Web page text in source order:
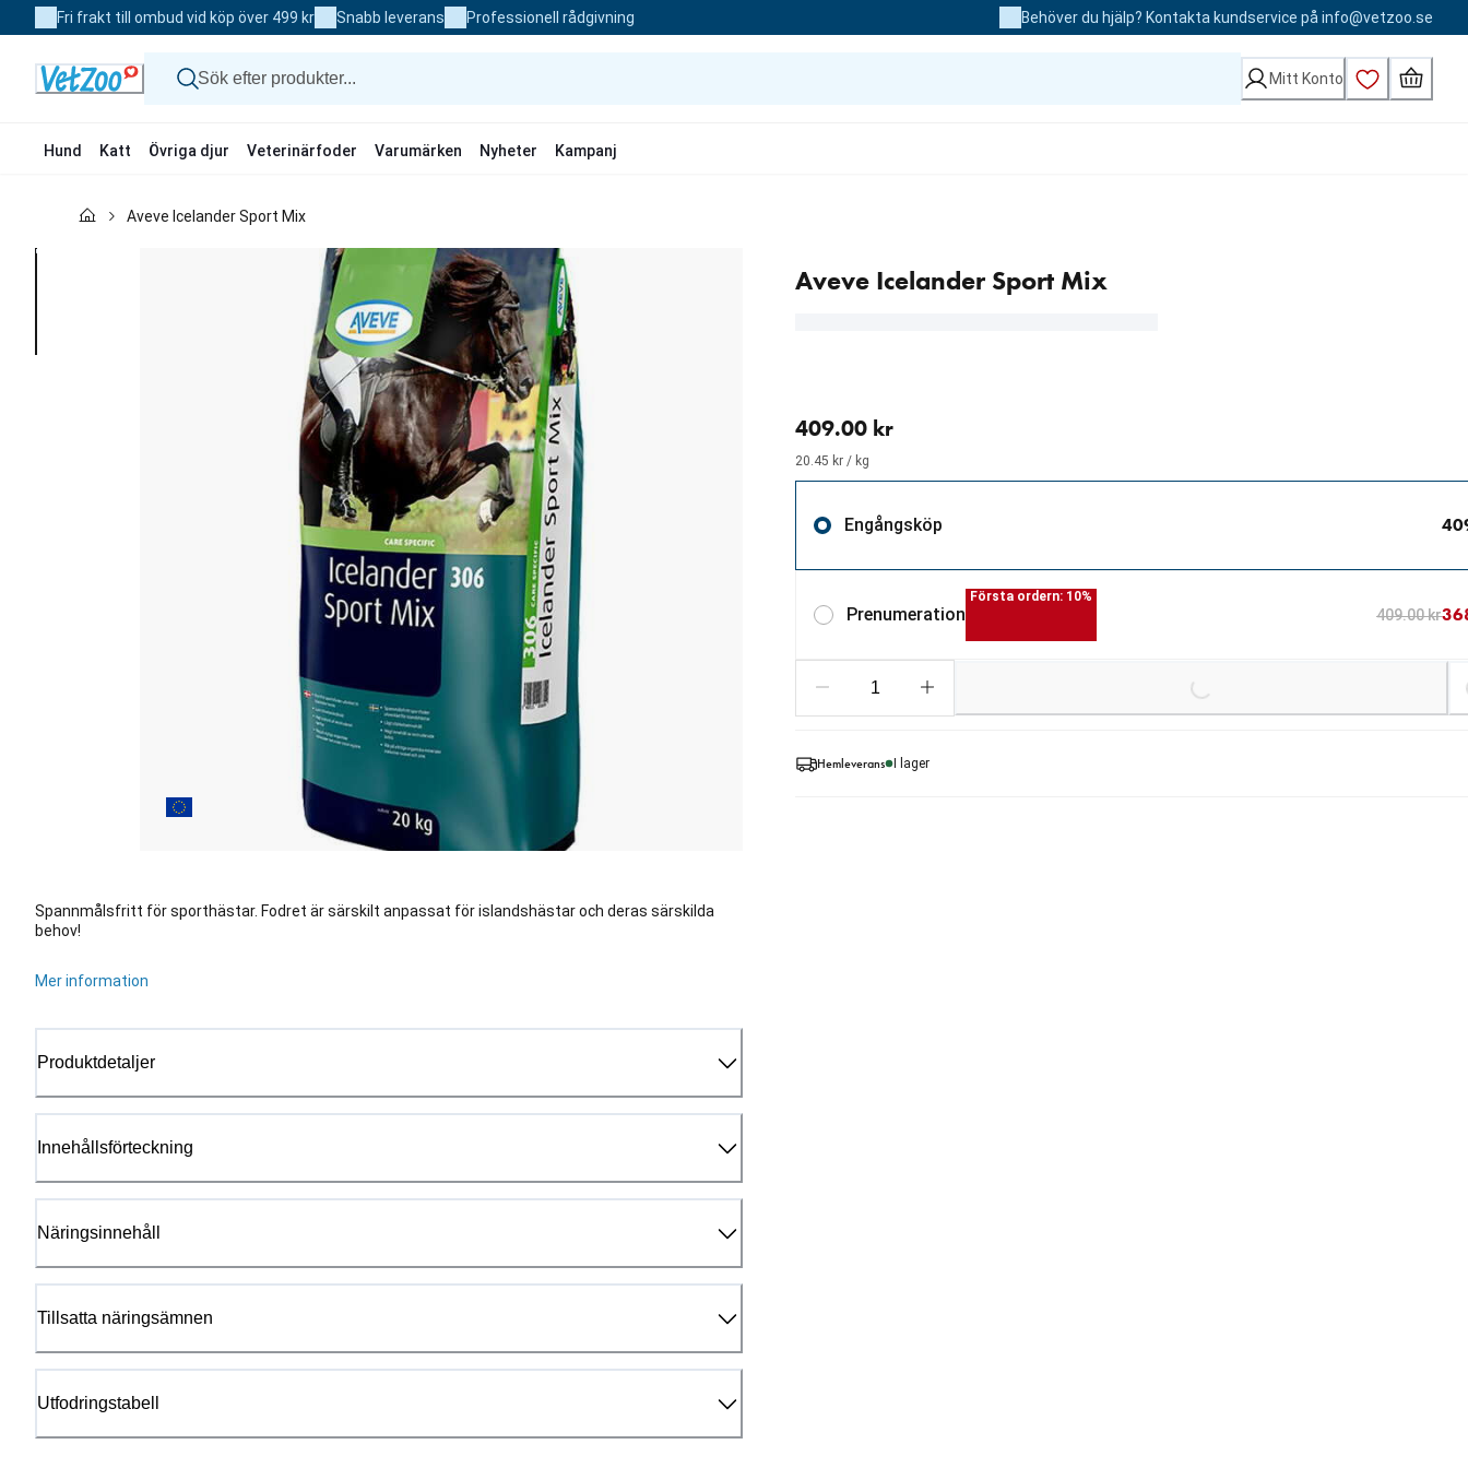
to
Fri frakt till ombud vid köp över 499 kr Snabb leverans Professionell rådgivning Behöver du hjälp? Kontakta kundservice på info@vetzoo.se
Mitt Konto
Hund Katt Övriga djur Veterinärfoder Varumärken Nyheter Kampanj
Aveve Icelander Sport Mix
Aveve Icelander Sport Mix
Spannmålsfritt för sporthästar. Fodret är särskilt anpassat för islandshästar och deras särskilda
behov!
Mer information
Produktdetaljer
Innehållsförteckning
Näringsinnehåll
Tillsatta näringsämnen
Utfodringstabell
409.00 kr
20.45 kr / kg
Engångsköp
Prenumeration
Första ordern: 10%
409.00 kr
Hemleverans I lager